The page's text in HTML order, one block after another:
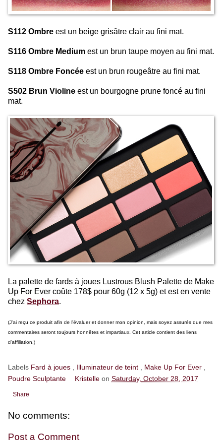
S112 Ombre est un beige grisâtre clair au fini mat.
S116 Ombre Medium est un brun taupe moyen au fini mat.
S118 Ombre Foncée est un brun rougeâtre au fini mat.
S502 Brun Violine est un bourgogne prune foncé au fini
mat.
La palette de fards à joues Lustrous Blush Palette de Make
Up For Ever coûte 178$ pour 60g (12 x 5g) et est en vente
chez Sephora.
(J'ai reçu ce produit afin de l'évaluer et donner mon opinion, mais soyez assurés que mes
commentaires seront toujours honnêtes et impartiaux. Cet article contient des liens
d'affiliation.)
Labels Fard à joues Illuminateur de teint Make Up For Ever
Poudre Sculptante
Kristelle onSaturday, October 28, 2017
Share
No comments:
Post a Comment